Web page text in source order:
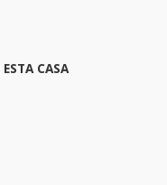
CASA